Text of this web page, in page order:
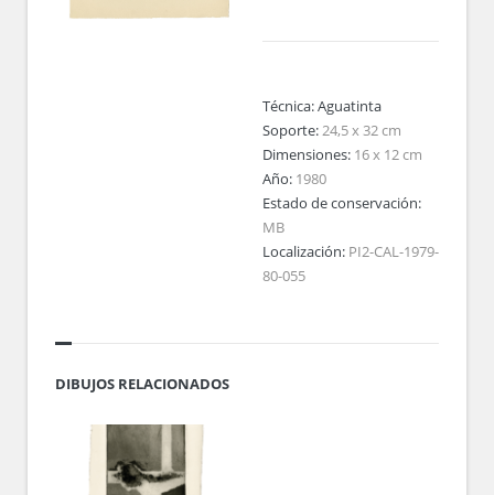
Técnica:Aguatinta
Soporte:24,5 x 32 cm
Dimensiones: 16 x 12 cm
Año: 1980
Estado de conservación:
MB
Localización: PI2-CAL-1979-
80-055
DIBUJOS RELACIONADOS